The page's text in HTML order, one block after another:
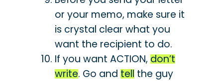
or your memo, make sure it
is crystal clear what you
want the recipient to do.
If you want ACTION,don’t
write. Go andtell the guy